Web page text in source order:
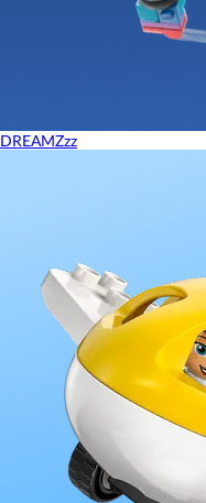
DREAMZzz